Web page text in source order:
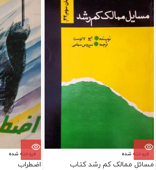
فروخته شده
مسائل ممالک کم رشد کتاب
فروخته شده
اضطراب